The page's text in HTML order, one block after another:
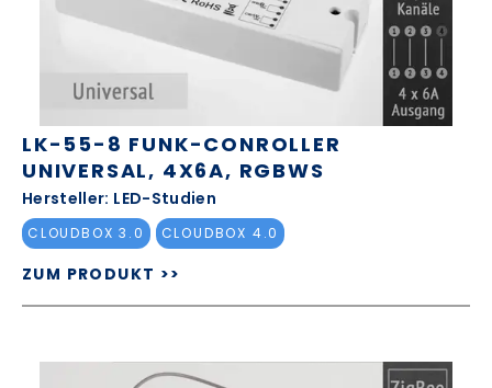
LK-55-8 FUNK-CONROLLER
UNIVERSAL, 4X6A, RGBWS
Hersteller: LED-Studien
CLOUDBOX 3.0 CLOUDBOX 4.0
ZUM PRODUKT >>